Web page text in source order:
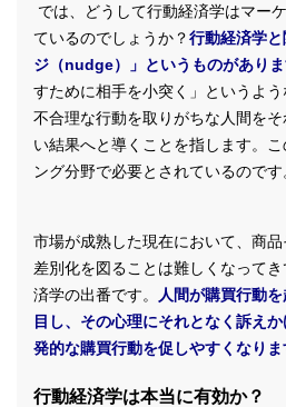
では、どうして行動経済学はマー
ているのでしょうか？行動経済学
ジ（nudge）」というものがありま
すために相手を小突く」というよ
不合理な行動を取りがちな人間を
い結果へと導くことを指します。
ング分野で必要とされているのです
市場が成熟した現在において、商
差別化を図ることは難しくなって
済学の出番です。
人間が購買行動
目し、その心理にそれとなく訴え
発的な購買行動を促しやすくなりま
行動経済学は本当に有効か？